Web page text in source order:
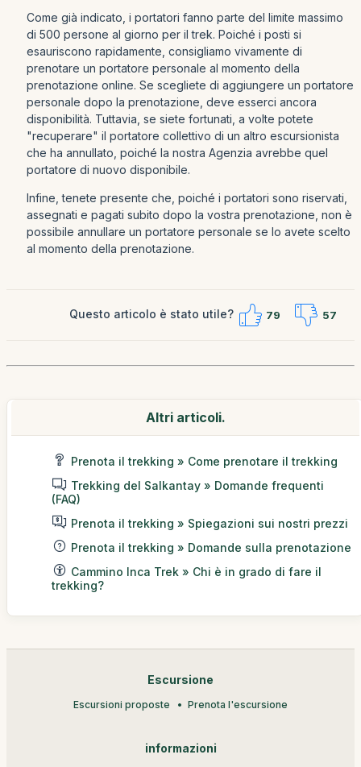
Come già indicato, i portatori fanno parte del limite massimo
di 500 persone al giorno per il trek. Poiché i posti si
esauriscono rapidamente, consigliamo vivamente di
prenotare un portatore personale al momento della
prenotazione online. Se scegliete di aggiungere un portatore
personale dopo la prenotazione, deve esserci ancora
disponibilità. Tuttavia, se siete fortunati, a volte potete
"recuperare" il portatore collettivo di un altro escursionista
che ha annullato, poiché la nostra Agenzia avrebbe quel
portatore di nuovo disponibile.
Infine, tenete presente che, poiché i portatori sono riservati,
assegnati e pagati subito dopo la vostra prenotazione, non è
possibile annullare un portatore personale se lo avete scelto
al momento della prenotazione.
Questo articolo è stato utile? 79 57
Altri articoli.
Prenota il trekking » Come prenotare il trekking
Trekking del Salkantay » Domande frequenti
(FAQ)
Prenota il trekking » Spiegazioni sui nostri prezzi
Prenota il trekking » Domande sulla prenotazione
Cammino Inca Trek » Chi è in grado di fare il
trekking?
Escursione
Escursioni proposte Prenota l'escursione
informazioni